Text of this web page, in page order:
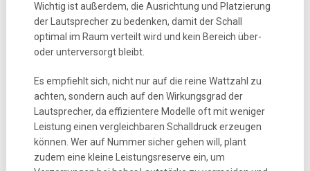
Wichtig ist außerdem, die Ausrichtung und Platzierung
der Lautsprecher zu bedenken, damit der Schall
optimal im Raum verteilt wird und kein Bereich über-
oder unterversorgt bleibt.
Es empfiehlt sich, nicht nur auf die reine Wattzahl zu
achten, sondern auch auf den Wirkungsgrad der
Lautsprecher, da effizientere Modelle oft mit weniger
Leistung einen vergleichbaren Schalldruck erzeugen
können. Wer auf Nummer sicher gehen will, plant
zudem eine kleine Leistungsreserve ein, um